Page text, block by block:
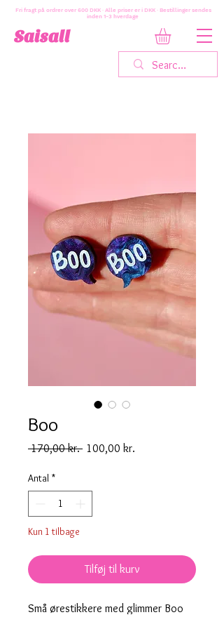
Saisall
Fri fragt på ordrer over 600 DKK · Alle priser er i DKK · Bestillinger sendes
inden 1-3 hverdage
Boo
170,00 kr. Regulær
100,00 kr.
Antal *
Kun 1 tilbage
Tilføj til kurv
Små ørestikkere med glimmer Boo